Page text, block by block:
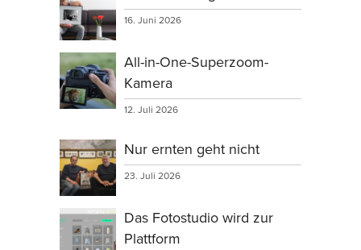
16. Juni 2026
All-in-One-Superzoom-
Kamera
12. Juli 2026
Nur ernten geht nicht
23. Juli 2026
Das Fotostudio wird zur
Plattform